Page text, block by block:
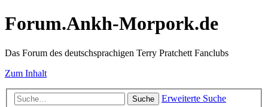
Forum.Ankh-Morpork.de
Das Forum des deutschsprachigen Terry Pratchett Fanclubs
Zum Inhalt
Suche Erweiterte Suche